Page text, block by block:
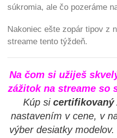
súkromia, ale čo pozeráme
Nakoniec ešte zopár tipov z
streame tento týždeň.
Na čom si užiješ
zážitok na streame so
Kúp si certifikovaný
nastavením v cene, v
výber desiatky modelov.